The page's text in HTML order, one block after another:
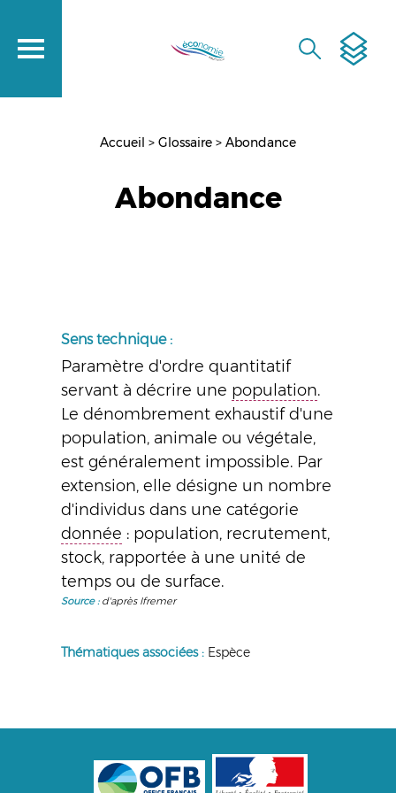
contenu
d'Ariane
Accueil Glossaire Abondance
Abondance
Sens technique :
Paramètre d'ordre quantitatif
servant à décrire une population.
Le dénombrement exhaustif d'une
population, animale ou végétale,
est généralement impossible. Par
extension, elle désigne un nombre
d'individus dans une catégorie
donnée : population, recrutement,
stock, rapportée à une unité de
temps ou de surface.
Source :d'après Ifremer
Thématiques associées : Espèce